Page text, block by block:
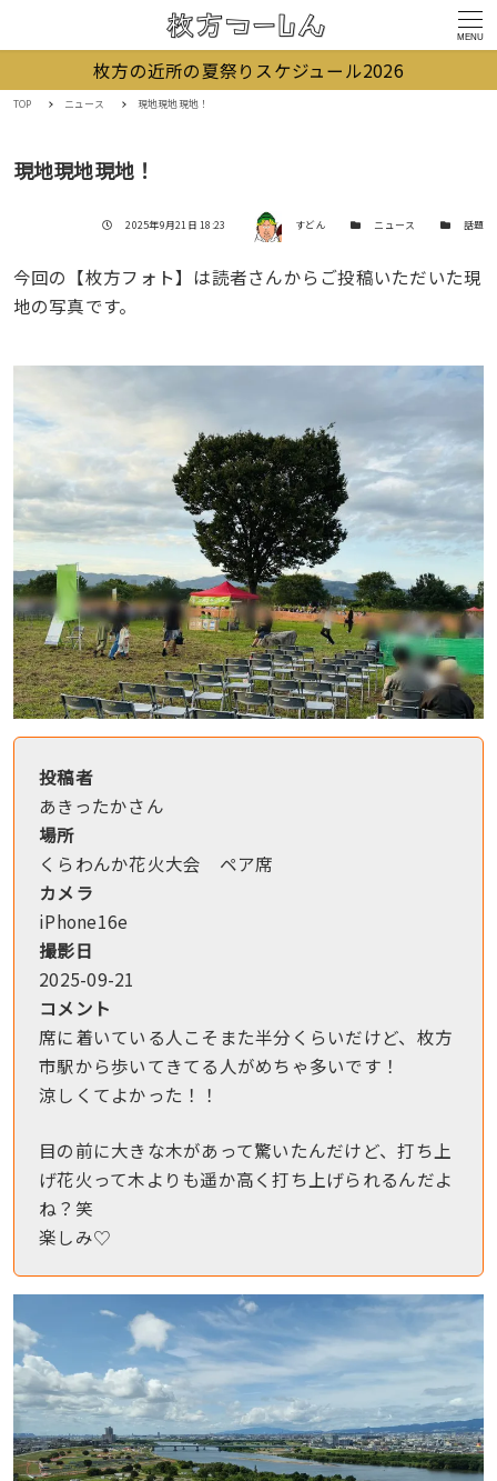
MENU
枚方の近所の夏祭りスケジュール2026
TOP ニュース 現地現地現地！
現地現地現地！
投稿日
2025年9月21日 18:23 著者 すどん カテゴリー
ニュース カテゴリー
話題
今回の【枚方フォト】は読者さんからご投稿いただいた現
地の写真です。
投稿者
あきったかさん
場所
くらわんか花火大会 ペア席
カメラ
iPhone16e
撮影日
2025-09-21
コメント
席に着いている人こそまた半分くらいだけど、枚方
市駅から歩いてきてる人がめちゃ多いです！
涼しくてよかった！！
目の前に大きな木があって驚いたんだけど、打ち上
げ花火って木よりも遥か高く打ち上げられるんだよ
ね？笑
楽しみ♡